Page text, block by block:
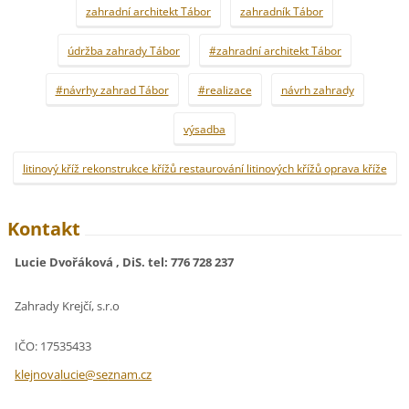
zahradní architekt Tábor zahradník Tábor
údržba zahrady Tábor #zahradní architekt Tábor
#návrhy zahrad Tábor #realizace návrh zahrady
výsadba
litinový kříž rekonstrukce křížů restaurování litinových křížů oprava kříže
Kontakt
Lucie Dvořáková , DiS. tel: 776 728 237
Zahrady Krejčí, s.r.o
IČO: 17535433
klejnovalucie@seznam.cz